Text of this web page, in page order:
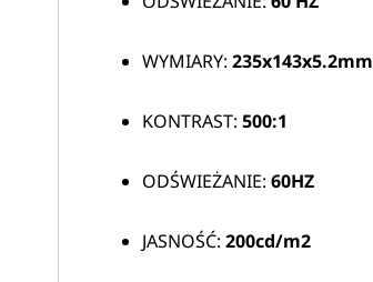
WYMIARY: 235x143x5.2mm
KONTRAST: 500:1
ODŚWIEŻANIE: 60HZ
JASNOŚĆ: 200cd/m2